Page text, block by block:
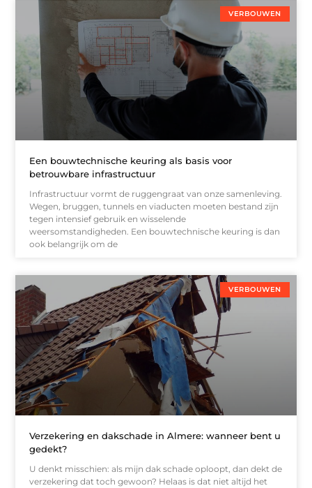
VERBOUWEN
Een bouwtechnische keuring als basis voor
betrouwbare infrastructuur
Infrastructuur vormt de ruggengraat van onze samenleving.
Wegen, bruggen, tunnels en viaducten moeten bestand zijn
tegen intensief gebruik en wisselende
weersomstandigheden. Een bouwtechnische keuring is dan
ook belangrijk om de
VERBOUWEN
Verzekering en dakschade in Almere: wanneer bent u
gedekt?
U denkt misschien: als mijn dak schade oploopt, dan dekt de
verzekering dat toch gewoon? Helaas is dat niet altijd het